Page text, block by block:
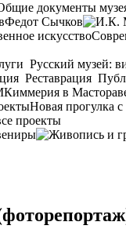
документы
Федот Сычков
Русский музей:
Реставрация
Киммерия в
Новая прогулка
проекты